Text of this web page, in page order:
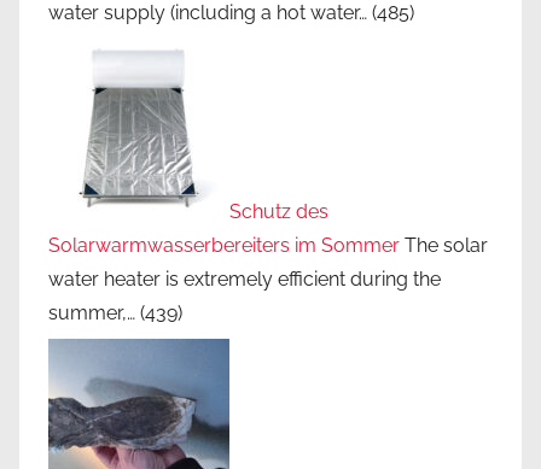
water supply (including a hot water… (485)
Schutz des
Solarwarmwasserbereiters im Sommer The solar
water heater is extremely efficient during the
summer,… (439)